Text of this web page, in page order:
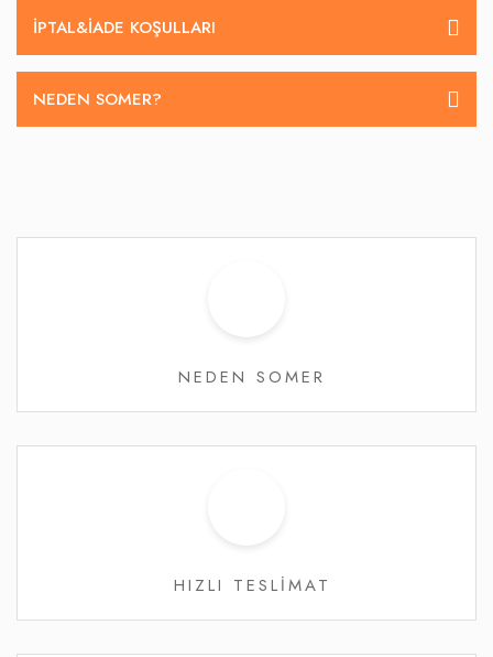
İPTAL&IADE KOŞULLARI
NEDEN SOMER?
NEDEN SOMER
HIZLI TESLİMAT